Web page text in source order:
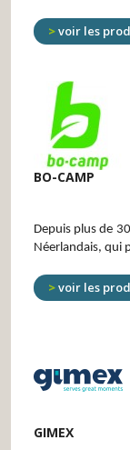
voir les
BO-CAMP
Depuis plus de
Néerlandais, qui
voir les
GIMEX